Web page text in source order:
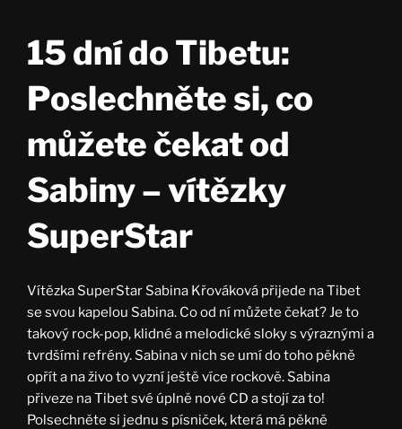
15 dní do Tibetu:
Poslechněte si, co
můžete čekat od
Sabiny – vítězky
SuperStar
Vítězka SuperStar Sabina Křováková přijede na Tibet
se svou kapelou Sabina. Co od ní můžete čekat? Je to
takový rock-pop, klidné a melodické sloky s výraznými a
tvrdšími refrény. Sabina v nich se umí do toho pěkně
opřít a na živo to vyzní ještě více rockově. Sabina
přiveze na Tibet své úplně nové CD a stojí za to!
Polsechněte si jednu s písniček, která má pěkně